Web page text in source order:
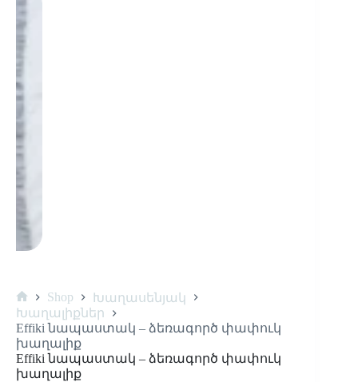
Shop
Խաղասենյակ
Խաղալիքներ
Effiki նապաստակ – ձեռագործ փափուկ
խաղալիք
Effiki նապաստակ – ձեռագործ փափուկ
խաղալիք